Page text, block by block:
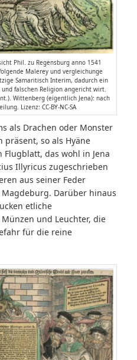
Phil. zu Regensburg anno 1541
Malerey und vergleichunge
Samaritisch Interim, dadurch ein
falschen Religion angericht wirt.
Wittenberg (eigentlich Jena): nach
Lizenz: CC-BY-NC-SA
als Drachen oder Monster
so als Hyäne
das wohl in Jena
Illyricus zugeschrieben
aus seiner Feder
Darüber hinaus
etliche
und Leuchter, die
für die reine